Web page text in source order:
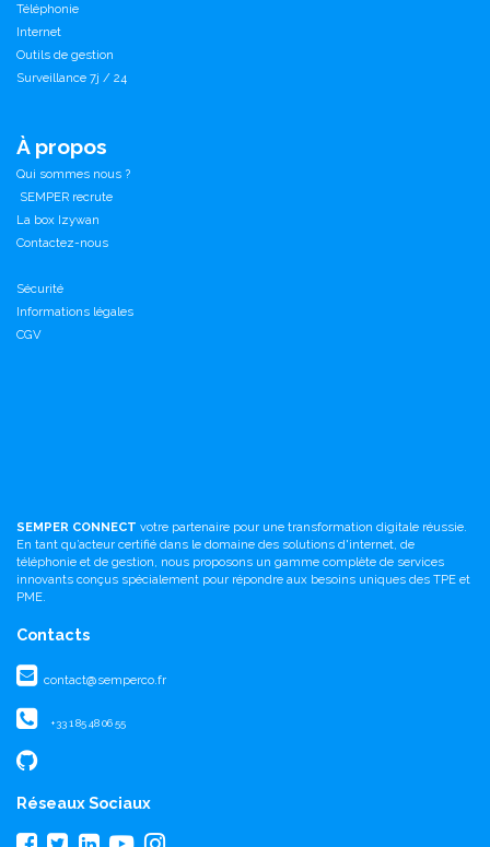
Téléphonie
Internet
Outils de gestion
Surveillance 7j / 24
À propos
Qui sommes nous ?
SEMPER recrute
La box Izywan
Contactez-nous
Sécurité
Informations légales
CGV
SEMPER CONNECT votre partenaire pour une transformation digitale réussie.
En tant qu’acteur certifié dans le domaine des solutions d'internet, de
téléphonie et de gestion, nous proposons un gamme complète de services
innovants conçus spécialement pour répondre aux besoins uniques des TPE et
PME.
Contacts
contact@semperco.fr
+33 1 85 48 06 55
Réseaux Sociaux